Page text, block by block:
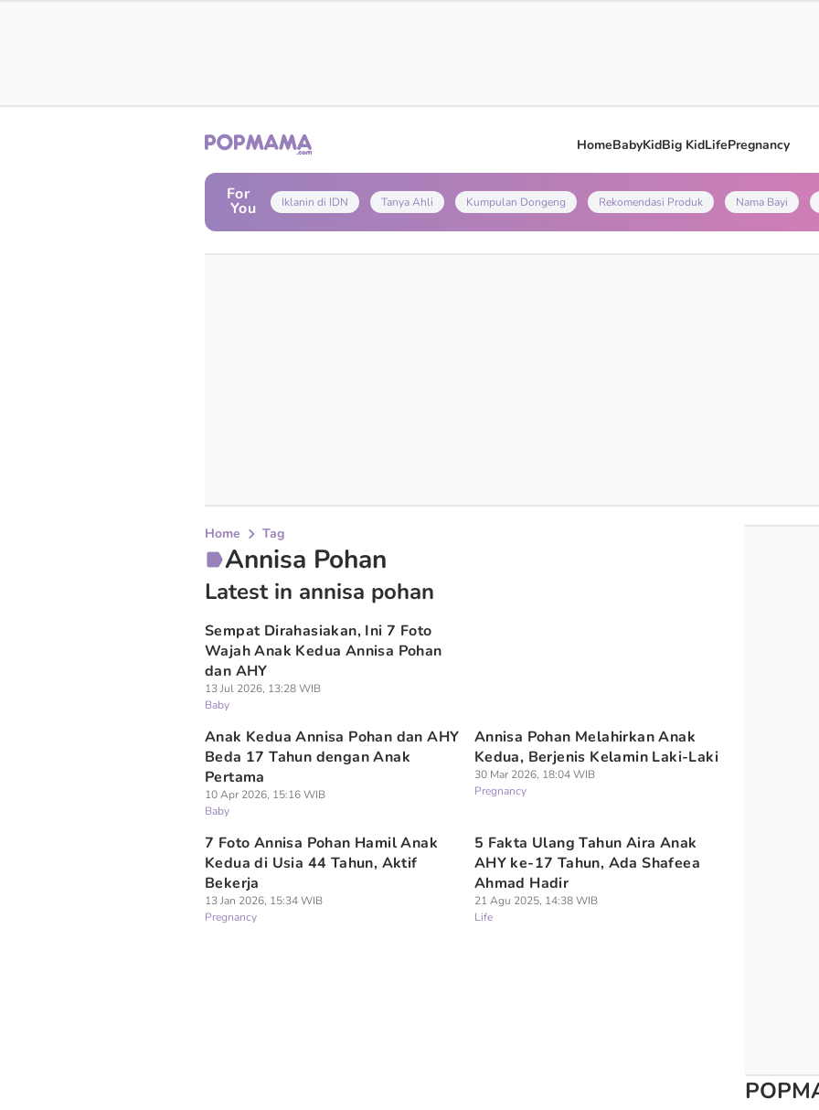
HomeBabyKidBig KidLifePregnancy
For
You Iklanin di IDN Tanya Ahli Kumpulan Dongeng Rekomendasi Produk Nama Bayi
Home Tag
Annisa Pohan
Latest in annisa pohan
Sempat Dirahasiakan, Ini 7 Foto
Wajah Anak Kedua Annisa Pohan
dan AHY
13 Jul 2026, 13:28 WIB
Baby
Anak Kedua Annisa Pohan dan AHY
Beda 17 Tahun dengan Anak
Pertama
10 Apr 2026, 15:16 WIB
Baby
Annisa Pohan Melahirkan Anak
Kedua, Berjenis Kelamin Laki-Laki
30 Mar 2026, 18:04 WIB
Pregnancy
7 Foto Annisa Pohan Hamil Anak
Kedua di Usia 44 Tahun, Aktif
Bekerja
13 Jan 2026, 15:34 WIB
Pregnancy
5 Fakta Ulang Tahun Aira Anak
AHY ke-17 Tahun, Ada Shafeea
Ahmad Hadir
21 Agu 2025, 14:38 WIB
Life